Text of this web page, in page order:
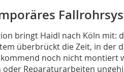
bringt Haidl nach Köln mit:
überbrückt die Zeit, in der
noch nicht montiert
oder Reparaturarbeiten